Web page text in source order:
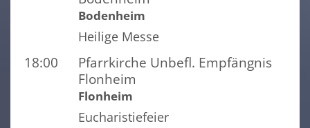
Bodenheim
Heilige Messe
18:00
Pfarrkirche Unbefl. Empfängnis
Flonheim
Flonheim
Eucharistiefeier